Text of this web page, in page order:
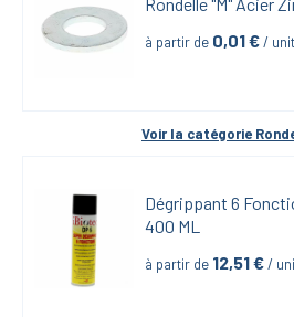
Rondelle "M" Acier
à partir de 0,01 € /
Voir la catégorie
Dégrippant 6
400 ML
à partir de 12,51 € /